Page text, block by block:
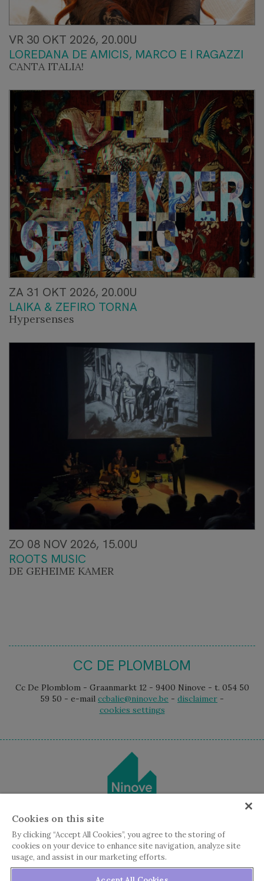
VR 30 OKT 2026, 20.00U
LOREDANA DE AMICIS, MARCO E I RAGAZZI
CANTA ITALIA!
ZA 31 OKT 2026, 20.00U
LAIKA & ZEFIRO TORNA
Hypersenses
ZO 08 NOV 2026, 15.00U
ROOTS MUSIC
DE GEHEIME KAMER
CC DE PLOMBLOM
Cc De Plomblom - Graanmarkt 12 - 9400 Ninove - t. 054 50
59 50 - e-mail ccbalie@ninove.be - disclaimer -
cookies settings
Cookies on this site
By clicking “Accept All Cookies”, you agree to the storing of
cookies on your device to enhance site navigation, analyze site
usage, and assist in our marketing efforts.